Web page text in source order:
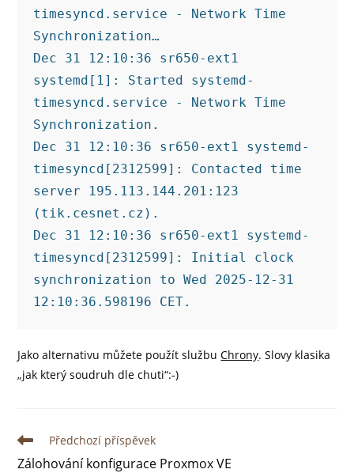
timesyncd.service - Network Time
Synchronization…
Dec 31 12:10:36 sr650-ext1
systemd[1]: Started systemd-
timesyncd.service - Network Time
Synchronization.
Dec 31 12:10:36 sr650-ext1 systemd-
timesyncd[2312599]: Contacted time
server 195.113.144.201:123
(tik.cesnet.cz).
Dec 31 12:10:36 sr650-ext1 systemd-
timesyncd[2312599]: Initial clock
synchronization to Wed 2025-12-31
12:10:36.598196 CET.
Jako alternativu můžete použít službuChrony. Slovy klasika
„jak který soudruh dle chuti“:-)
Předchozí příspěvek
Zálohování konfigurace Proxmox VE